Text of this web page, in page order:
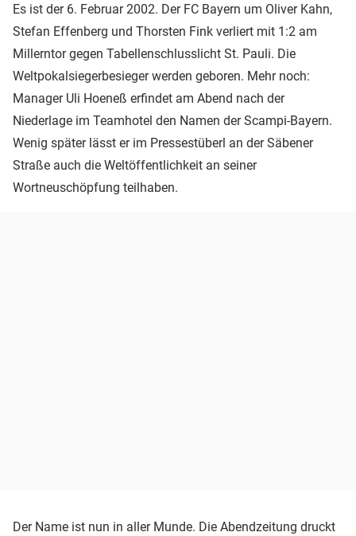
Es ist der 6. Februar 2002. Der FC Bayern um Oliver Kahn,
Stefan Effenberg und Thorsten Fink verliert mit 1:2 am
Millerntor gegen Tabellenschlusslicht St. Pauli. Die
Weltpokalsiegerbesieger werden geboren. Mehr noch:
Manager Uli Hoeneß erfindet am Abend nach der
Niederlage im Teamhotel den Namen der Scampi-Bayern.
Wenig später lässt er im Pressestüberl an der Säbener
Straße auch die Weltöffentlichkeit an seiner
Wortneuschöpfung teilhaben.
Der Name ist nun in aller Munde. Die Abendzeitung druckt